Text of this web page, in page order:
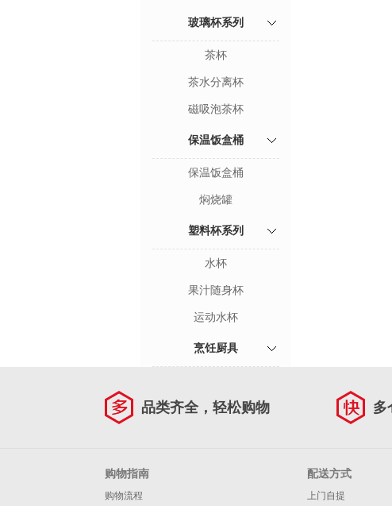
玻璃杯系列
茶杯
茶水分离杯
磁吸泡茶杯
保温饭盒桶
保温饭盒桶
焖烧罐
塑料杯系列
水杯
果汁随身杯
运动水杯
烹饪厨具
品类齐全，轻松购物 多
购物指南
购物流程
配送方式
上门自提